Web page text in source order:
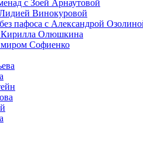
с Зоей Арнаутовой
Винокуровой
пафоса с Александрой
Кирилла Олюшкина
Софиенко